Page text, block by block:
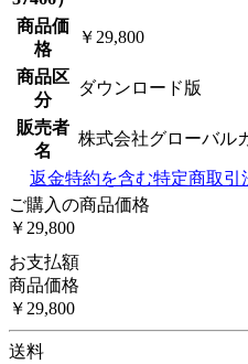
商品価
格
￥29,800
商品区
分
ダウンロード版
販売者
名
株式会社グローバル
返金特約を含む特定商取引
ご購入の商品価格
￥29,800
お支払額
商品価格
￥29,800
送料